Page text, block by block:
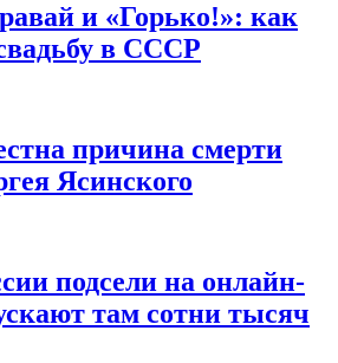
и «Горько!»: как
в СССР
причина смерти
Ясинского
подсели на онлайн-
там сотни тысяч